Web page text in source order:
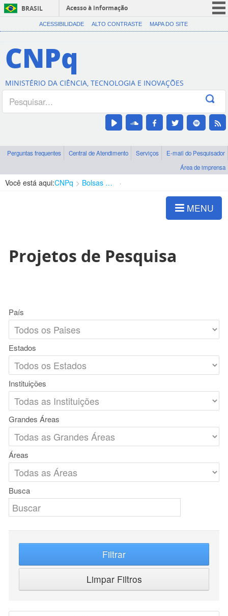
BRASIL
Acesso à informação
CORONAVÍRUS (COVID-19)
Canais
ACESSIBILIDADE ALTO CONTRASTE MAPA DO SITE
CNPq
MINISTÉRIO DA CIÊNCIA, TECNOLOGIA E INOVAÇÕES
Perguntas frequentes Central de Atendimento Serviços
E-mail do Pesquisador
Área de imprensa
Você está aqui:CNPq Bolsas e Auxílios Vigentes
MENU
Projetos de Pesquisa
País
Estados
Instituições
Grandes Áreas
Áreas
Busca
Filtrar
Limpar Filtros